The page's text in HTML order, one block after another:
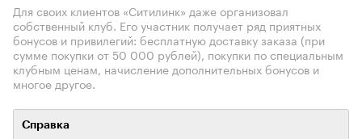
Для своих клиентов «Ситилинк» даже организовал
собственный клуб. Его участник получает ряд приятных
бонусов и привилегий: бесплатную доставку заказа (при
сумме покупки от 50 000 рублей), покупки по специальным
клубным ценам, начисление дополнительных бонусов и
многое другое.
Справка